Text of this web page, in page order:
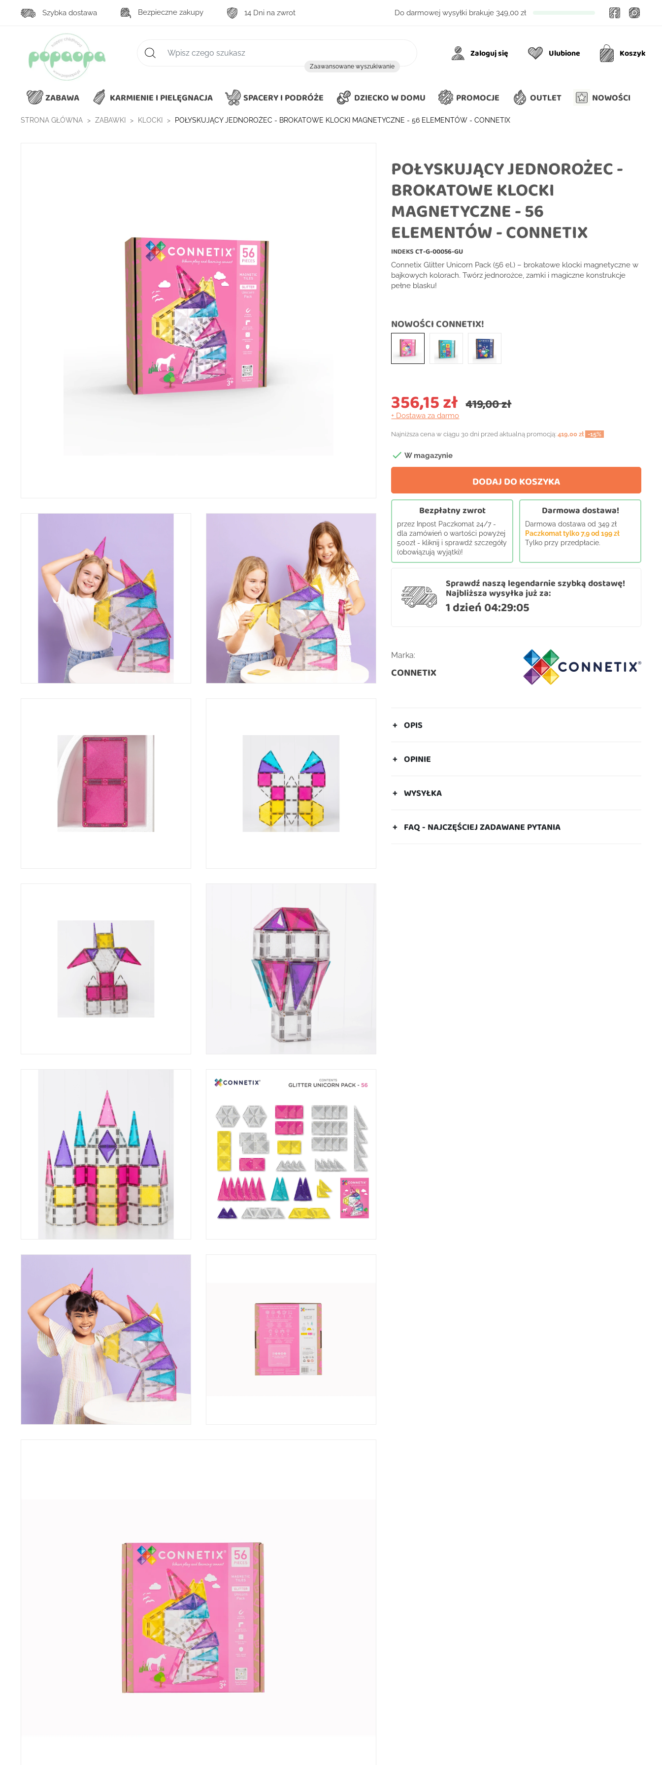
14 Dni na zwrot
Bezpieczne zakupy
Szybka dostawa Do darmowej wysyłki brakuje 349,00 zł Facebook
Zaawansowane wyszukiwanie
Zaawansowane wyszukiwanie
Zaloguj się UlubioneUlubione KoszykKoszyk
ZABAWA KARMIENIE I PIELĘGNACJA SPACERY I PODRÓŻE DZIECKO W DOMU PROMOCJE OUTLET NOWOŚCI
STRONA GŁÓWNA ZABAWKI KLOCKI POŁYSKUJĄCY JEDNOROŻEC - BROKATOWE KLOCKI MAGNETYCZNE - 56 ELEMENTÓW - CONNETIX
POŁYSKUJĄCY JEDNOROŻEC -
BROKATOWE KLOCKI
MAGNETYCZNE - 56
ELEMENTÓW - CONNETIX
INDEKS CT-G-00056-GU
Connetix Glitter Unicorn Pack (56 el.) – brokatowe klocki magnetyczne w
bajkowych kolorach. Twórz jednorożce, zamki i magiczne konstrukcje
pełne blasku!
NOWOŚCI CONNETIX!
419,00 zł
356,15 zł
+ Dostawaza darmo
Najniższa cena w ciągu 30 dni przed aktualną promocją:419,00 zł -15%
 W magazynie
DODAJ DO KOSZYKA
Bezpłatny zwrot
przez Inpost Paczkomat 24/7 -
dla zamówień o wartości powyżej
500zł - kliknij i sprawdź szczegóły
(obowiązują wyjątki)!
Darmowa dostawa!
Darmowa dostawa od 349 zł
Paczkomat tylko 7,9 od 199 zł
Tylko przy przedpłacie.
Sprawdź naszą legendarnie szybką dostawę!
Najbliższa wysyłka już za:
1 dzień 04:29:04
Marka:
CONNETIX
OPIS
OPINIE
WYSYŁKA
FAQ - NAJCZĘŚCIEJ ZADAWANE PYTANIA